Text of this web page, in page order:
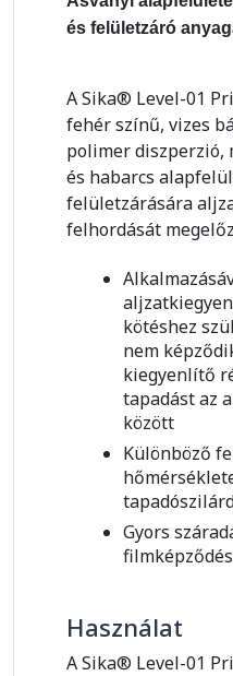
és felületzáró
A Sika® Level-01
fehér színű, vizes
polimer diszperzió,
és habarcs
felületzárására
felhordását
kötéshez
nem
kiegyenlítő
tapadást az
között
Különböző
Gyors
filmképződés
Használat
A Sika® Level-01